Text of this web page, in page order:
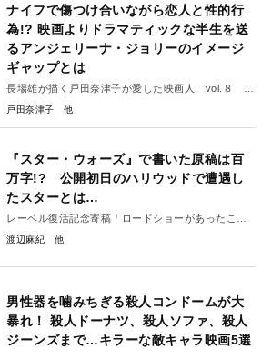
ナイフで傷つけ合いながら恋人と性的行
為!? 映画よりドラマティックな半生を送
るアンジェリーナ・ジョリーのイメージ
ギャップとは
長場雄が描く戸田奈津子が愛した映画人 vol.８ ア
ンジェリーナ・ジョリー
戸田奈津子
『スター・ウォーズ』で書いた原稿は百
万字!? 公開初日のハリウッドで遭遇し
たスターとは…
レーベル復活記念寄稿「ロードショーがあったこ
ろ」17
渡辺麻紀
男性器を噛みちぎる殺人コンドームが大
暴れ！ 殺人ドーナツ、殺人ソファ、殺人
ジーンズまで…キラーな敵キャラ映画5選